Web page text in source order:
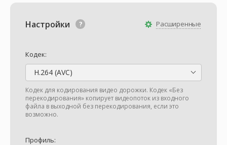
Расширенные
Настройки
Кодек:
H.264 (AVC)
Кодек для кодирования видео дорожки. Кодек «Без
перекодирования» копирует видеопоток из входного
файла в выходной без перекодирования, если это
возможно.
Профиль: